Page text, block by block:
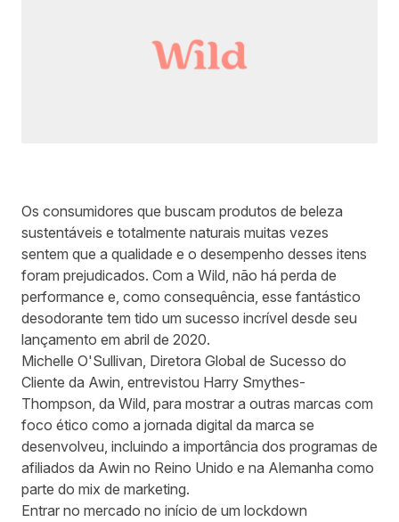
Os consumidores que buscam produtos de beleza
sustentáveis e totalmente naturais muitas vezes
sentem que a qualidade e o desempenho desses itens
foram prejudicados. Com a Wild, não há perda de
performance e, como consequência, esse fantástico
desodorante tem tido um sucesso incrível desde seu
lançamento em abril de 2020.
Michelle O'Sullivan, Diretora Global de Sucesso do
Cliente da Awin, entrevistou Harry Smythes-
Thompson, da Wild, para mostrar a outras marcas com
foco ético como a jornada digital da marca se
desenvolveu, incluindo a importância dos programas de
afiliados da Awin no Reino Unido e na Alemanha como
parte do mix de marketing.
Entrar no mercado no início de um lockdown